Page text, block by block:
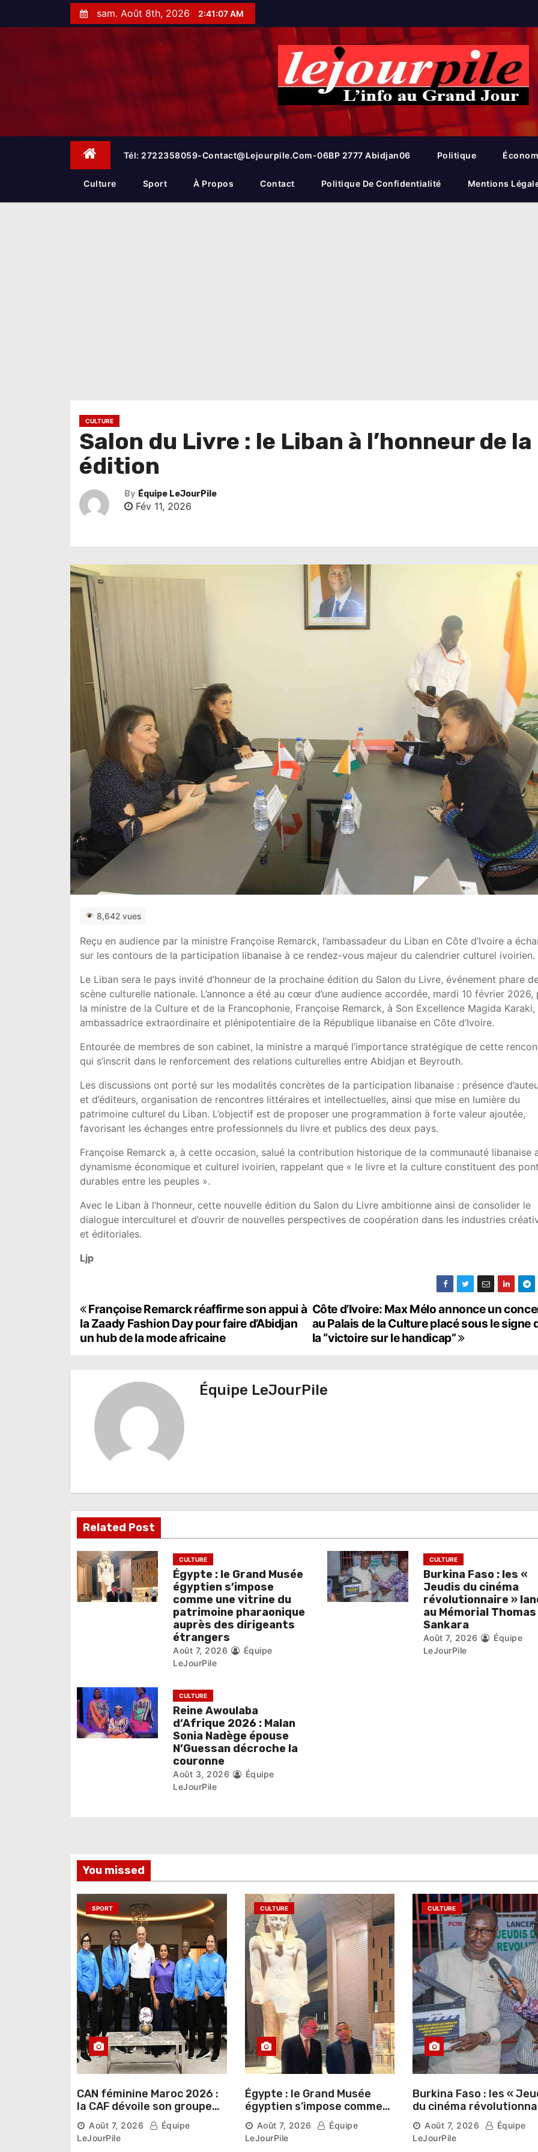
t
sam. Août 8th, 2026 2:41:08 AM
Tél: 2722358059-Contact@lejourpile.com-06BP 2777 Abidjan06 Politique
Culture Sport À Propos Contact Politique De Confidentialité Mentions
CULTURE
Salon du Livre : le Liban à l’honneur de
édition
By Équipe LeJourPile
Fév 11, 2026
8,642 vues
Reçu en audience par la ministre Françoise Remarck, l’ambassadeur du Liban en Côte d’Ivoire a
sur les contours de la participation libanaise à ce rendez-vous majeur du calendrier culturel ivoirien.
Le Liban sera le pays invité d’honneur de la prochaine édition du Salon du Livre, événement phare
scène culturelle nationale. L’annonce a été au cœur d’une audience accordée, mardi 10 février 2026,
la ministre de la Culture et de la Francophonie, Françoise Remarck, à Son Excellence Magida Karaki,
ambassadrice extraordinaire et plénipotentiaire de la République libanaise en Côte d’Ivoire.
Entourée de membres de son cabinet, la ministre a marqué l’importance stratégique de cette
qui s’inscrit dans le renforcement des relations culturelles entre Abidjan et Beyrouth.
Les discussions ont porté sur les modalités concrètes de la participation libanaise : présence
et d’éditeurs, organisation de rencontres littéraires et intellectuelles, ainsi que mise en lumière du
patrimoine culturel du Liban. L’objectif est de proposer une programmation à forte valeur ajoutée,
favorisant les échanges entre professionnels du livre et publics des deux pays.
Françoise Remarck a, à cette occasion, salué la contribution historique de la communauté libanaise
dynamisme économique et culturel ivoirien, rappelant que « le livre et la culture constituent des
durables entre les peuples ».
Avec le Liban à l’honneur, cette nouvelle édition du Salon du Livre ambitionne ainsi de consolider le
dialogue interculturel et d’ouvrir de nouvelles perspectives de coopération dans les industries
et éditoriales.
Ljp
N
a
o
n
d
e
l
’
i
c
Côte d’Ivoire: Max Mélo annonce un
au Palais de la Culture placé sous le signe
la “victoire sur le handicap”
Françoise Remarck réaffirme son appui à
la Zaady Fashion Day pour faire d’Abidjan
un hub de la mode africaine
Équipe LeJourPile
Related Post
CULTURE
Égypte : le Grand Musée
égyptien s’impose
comme une vitrine du
patrimoine pharaonique
auprès des dirigeants
étrangers
Août 7, 2026
Équipe
LeJourPile
CULTURE
Burkina Faso : les «
Jeudis du cinéma
révolutionnaire »
au Mémorial Thomas
Sankara
Août 7, 2026
Équipe
LeJourPile
CULTURE
Reine Awoulaba
d’Afrique 2026 : Malan
Sonia Nadège épouse
N’Guessan décroche la
couronne
Août 3, 2026
Équipe
LeJourPile
You missed
SPORT
CAN féminine Maroc 2026 :
la CAF dévoile son groupe
d’experts chargé d’analyser
la compétition
Août 7, 2026
Équipe
LeJourPile
CULTURE
Égypte : le Grand Musée
égyptien s’impose comme
une vitrine du patrimoine
pharaonique auprès des
dirigeants étrangers
Août 7, 2026
Équipe
LeJourPile
CULTURE
Burkina Faso : les «
du cinéma
lancés au Mémorial
Sankara
Août 7, 2026
Équipe
LeJourPile